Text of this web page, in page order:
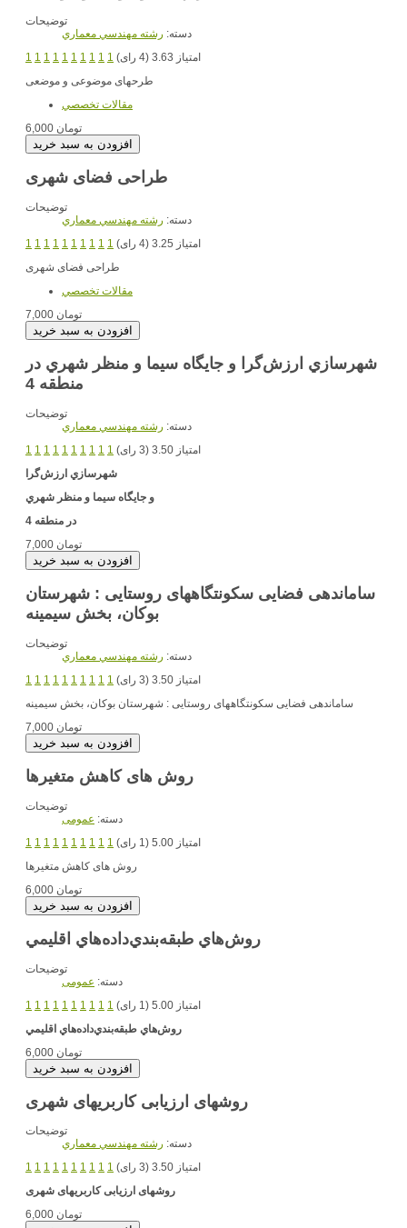
توضیحات
دسته: رشته مهندسي معماري
1 1 1 1 1 1 1 1 1 1
امتیاز 3.63 (4 رای)
طرحهای موضوعی و موضعی
مقالات تخصصي
6,000 تومان
طراحی فضای شهری
توضیحات
دسته: رشته مهندسي معماري
1 1 1 1 1 1 1 1 1 1
امتیاز 3.25 (4 رای)
طراحی فضای شهری
مقالات تخصصي
7,000 تومان
شهرسازي ارزش‌گرا و جايگاه سيما و منظر شهري در
منطقه 4
توضیحات
دسته: رشته مهندسي معماري
1 1 1 1 1 1 1 1 1 1
امتیاز 3.50 (3 رای)
شهرسازي ارزش‌گرا
و جايگاه سيما و منظر شهري
در منطقه 4
7,000 تومان
ساماندهی فضایی سکونتگاههای روستایی : شهرستان
بوکان، بخش سیمینه
توضیحات
دسته: رشته مهندسي معماري
1 1 1 1 1 1 1 1 1 1
امتیاز 3.50 (3 رای)
ساماندهی فضایی سکونتگاههای روستایی : شهرستان بوکان، بخش سیمینه
7,000 تومان
روش های کاهش متغیرها
توضیحات
دسته: عمومی
1 1 1 1 1 1 1 1 1 1
امتیاز 5.00 (1 رای)
6,000 تومان
روش‌هاي طبقه‌بندي‌داده‌هاي اقليمي
توضیحات
دسته: عمومی
1 1 1 1 1 1 1 1 1 1
امتیاز 5.00 (1 رای)
روش‌هاي طبقه‌بندي‌داده‌هاي اقليمي
6,000 تومان
روش‏های ارزیابی کاربری‏های شهری
توضیحات
دسته: رشته مهندسي معماري
1 1 1 1 1 1 1 1 1 1
امتیاز 3.50 (3 رای)
روش‏های ارزیابی کاربری‏های شهری
6,000 تومان